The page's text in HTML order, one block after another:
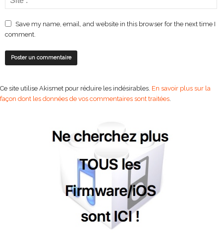
Save my name, email, and website in this browser for the next time I
comment.
Ce site utilise Akismet pour réduire les indésirables. En savoir plus sur la
façon dont les données de vos commentaires sont traitées